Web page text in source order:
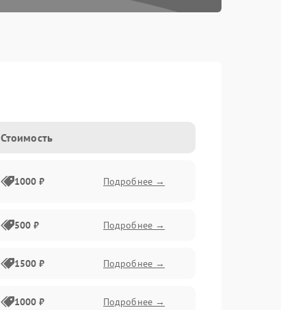
Стоимость
1000 ₽ Подробнее →
500 ₽ Подробнее →
1500 ₽ Подробнее →
1000 ₽ Подробнее →